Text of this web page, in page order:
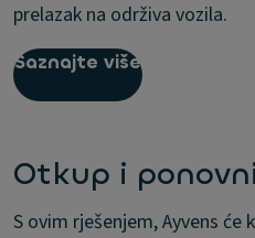
prelazak na održiva vozila.
Saznajte više
Otkup i
S ovim rješenjem, Ayvens će